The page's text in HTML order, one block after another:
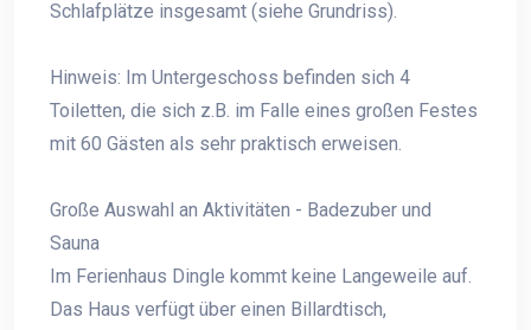
Schlafplätze insgesamt (siehe Grundriss).
Hinweis: Im Untergeschoss befinden sich 4
Toiletten, die sich z.B. im Falle eines großen Festes
mit 60 Gästen als sehr praktisch erweisen.
Große Auswahl an Aktivitäten - Badezuber und
Sauna
Im Ferienhaus Dingle kommt keine Langeweile auf.
Das Haus verfügt über einen Billardtisch,